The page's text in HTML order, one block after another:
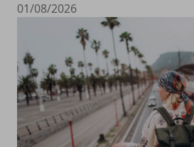
01/08/2026